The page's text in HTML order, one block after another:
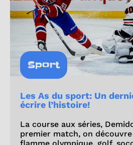
Sport
Les As du sport: Un
écrire l’histoire!
La course aux séries,
premier match, on
flamme olympique, golf,